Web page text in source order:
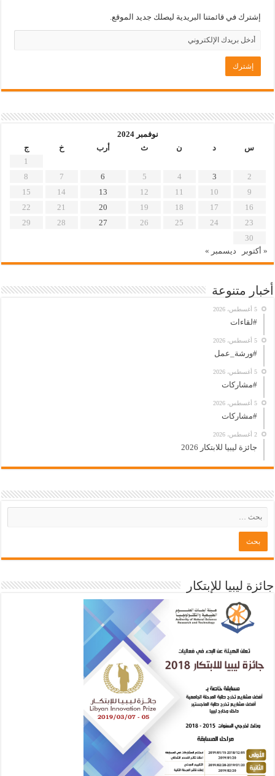
إشترك في قائمتنا البريدية ليصلك جديد الموقع.
نوفمبر 2024
س
د ن ث أرب خ
ج
1
2
3
4
5
6
7
8
9
10
11
12
13
14
15
16
17
18
19
20
21
22
23
24
25
26
27
28
29
30
« أكتوبر
ديسمبر »
أخبار متنوعة
5 أغسطس، 2026
#لقاءات
5 أغسطس، 2026
#ورشة_عمل
5 أغسطس، 2026
#مشاركات
5 أغسطس، 2026
#مشاركات
2 أغسطس، 2026
جائزة ليبيا للابتكار 2026
جائزة ليبيا للإبتكار